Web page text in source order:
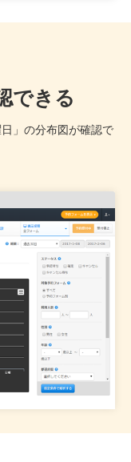
できる
」の分布図が確認で